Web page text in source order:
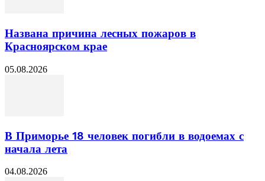
Названа причина лесных пожаров в
Красноярском крае
05.08.2026
В Приморье 18 человек погибли в водоемах с
начала лета
04.08.2026